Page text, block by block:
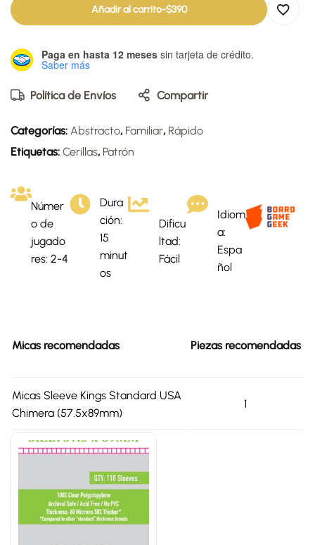
Añadir al carrito-$390
Paga en hasta 12 meses sin tarjeta de crédito.
Saber más
Política de Envíos Compartir
Categorías: Abstracto, Familiar, Rápido
Etiquetas: Cerillas, Patrón
Númer
o de
jugado
res: 2-4
Dura
ción:
15
minut
os
Dificu
ltad:
Fácil
Idiom
a:
Espa
ñol
Micas recomendadas Piezas recomendadas
Micas Sleeve Kings Standard USA
Chimera (57.5x89mm)
1